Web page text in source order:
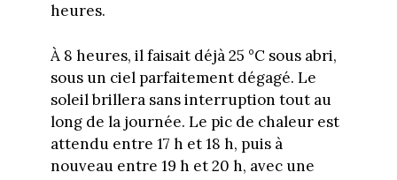
heures.
À 8 heures, il faisait déjà 25 °C sous abri,
sous un ciel parfaitement dégagé. Le
soleil brillera sans interruption tout au
long de la journée. Le pic de chaleur est
attendu entre 17 h et 18 h, puis à
nouveau entre 19 h et 20 h, avec une